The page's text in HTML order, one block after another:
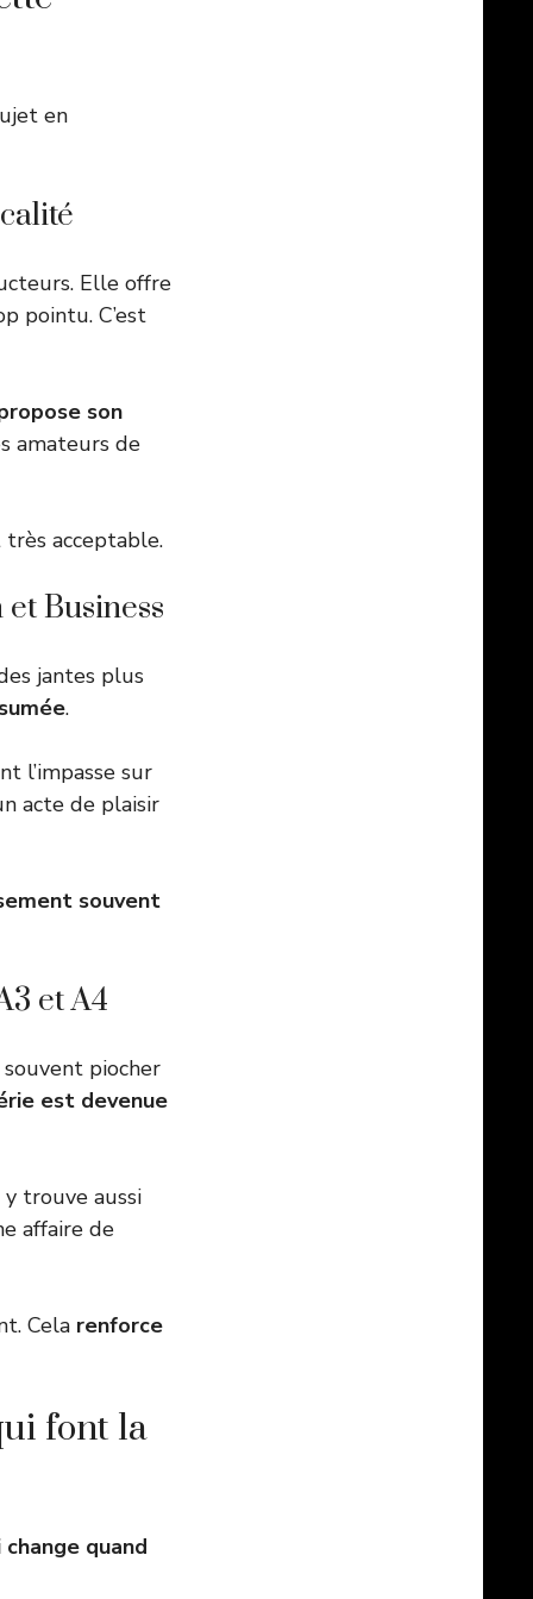
en
Elle offre
pointu. C’est
son
amateurs de
acceptable.
Business
jantes plus
.
l’impasse sur
acte de plaisir
souvent
et A4
piocher
est devenue
y trouve aussi
affaire de
Cela renforce
font la
change quand